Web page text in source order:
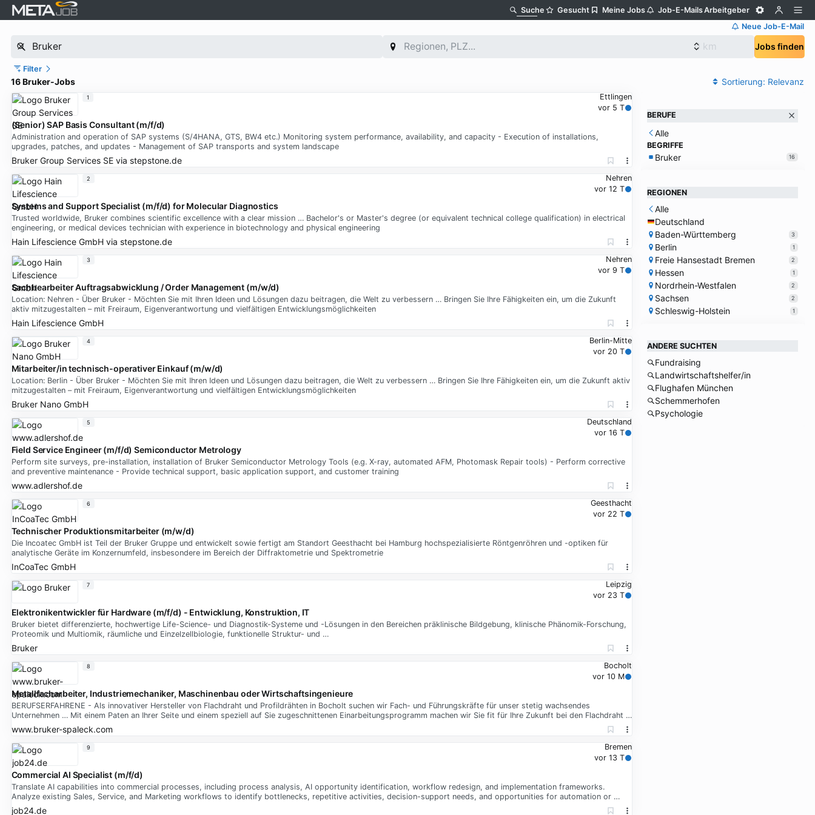
Suche Gesucht Meine Jobs Job-E-MailsArbeitgeber
Neue Job-E-Mail
Jobs finden
Filter
16 Bruker-Jobs Sortierung: Relevanz
Ettlingen
vor 5 T
(Senior) SAP Basis Consultant (m/f/d)
Administration and operation of SAP systems (S/4HANA, GTS, BW4 etc.) Monitoring system performance, availability, and capacity - Execution of installations,
upgrades, patches, and updates - Management of SAP transports and system landscape
Bruker Group Services SEvia stepstone.de
1
Nehren
vor 12 T
Systems and Support Specialist (m/f/d) for Molecular Diagnostics
Trusted worldwide, Bruker combines scientific excellence with a clear mission … Bachelor's or Master's degree (or equivalent technical college qualification) in electrical
engineering, or medical devices technician with experience in biotechnology and physical engineering
Hain Lifescience GmbHvia stepstone.de
2
Nehren
vor 9 T
Sachbearbeiter Auftragsabwicklung / Order Management (m/w/d)
Location: Nehren - Über Bruker - Möchten Sie mit Ihren Ideen und Lösungen dazu beitragen, die Welt zu verbessern … Bringen Sie Ihre Fähigkeiten ein, um die Zukunft
aktiv mitzugestalten – mit Freiraum, Eigenverantwortung und vielfältigen Entwicklungsmöglichkeiten
Hain Lifescience GmbH
3
Berlin-Mitte
vor 20 T
Mitarbeiter/in technisch-operativer Einkauf (m/w/d)
Location: Berlin - Über Bruker - Möchten Sie mit Ihren Ideen und Lösungen dazu beitragen, die Welt zu verbessern … Bringen Sie Ihre Fähigkeiten ein, um die Zukunft aktiv
mitzugestalten – mit Freiraum, Eigenverantwortung und vielfältigen Entwicklungsmöglichkeiten
Bruker Nano GmbH
4
Deutschland
vor 16 T
Field Service Engineer (m/f/d) Semiconductor Metrology
Perform site surveys, pre-installation, installation of Bruker Semiconductor Metrology Tools (e.g. X-ray, automated AFM, Photomask Repair tools) - Perform corrective
and preventive maintenance - Provide technical support, basic application support, and customer training
www.adlershof.de
5
Geesthacht
vor 22 T
Technischer Produktionsmitarbeiter (m/w/d)
Die Incoatec GmbH ist Teil der Bruker Gruppe und entwickelt sowie fertigt am Standort Geesthacht bei Hamburg hochspezialisierte Röntgenröhren und -optiken für
analytische Geräte im Konzernumfeld, insbesondere im Bereich der Diffraktometrie und Spektrometrie
InCoaTec GmbH
6
Leipzig
vor 23 T
Elektronikentwickler für Hardware (m/f/d) - Entwicklung, Konstruktion, IT
Bruker bietet differenzierte, hochwertige Life-Science- und Diagnostik-Systeme und -Lösungen in den Bereichen präklinische Bildgebung, klinische Phänomik-Forschung,
Proteomik und Multiomik, räumliche und Einzelzellbiologie, funktionelle Struktur- und …
Bruker
7
Bocholt
vor 10 M
Metallfacharbeiter, Industriemechaniker, Maschinenbau oder Wirtschaftsingenieure
BERUFSERFAHRENE - Als innovativer Hersteller von Flachdraht und Profildrähten in Bocholt suchen wir Fach- und Führungskräfte für unser stetig wachsendes
Unternehmen … Mit einem Paten an Ihrer Seite und einem speziell auf Sie zugeschnittenen Einarbeitungsprogramm machen wir Sie fit für Ihre Zukunft bei den Flachdraht …
www.bruker-spaleck.com
8
Bremen
vor 13 T
Commercial AI Specialist (m/f/d)
Translate AI capabilities into commercial processes, including process analysis, AI opportunity identification, workflow redesign, and implementation frameworks.
Analyze existing Sales, Service, and Marketing workflows to identify bottlenecks, repetitive activities, decision-support needs, and opportunities for automation or …
job24.de
9
BERUFE
Alle
BEGRIFFE
Bruker 16
REGIONEN
Alle
Deutschland
Baden-Württemberg
3
Berlin 1
Freie Hansestadt Bremen 2
Hessen 1
Nordrhein-Westfalen 2
Sachsen 2
Schleswig-Holstein 1
ANDERE SUCHTEN
Fundraising
Landwirtschaftshelfer/in
Flughafen München
Schemmerhofen
Psychologie